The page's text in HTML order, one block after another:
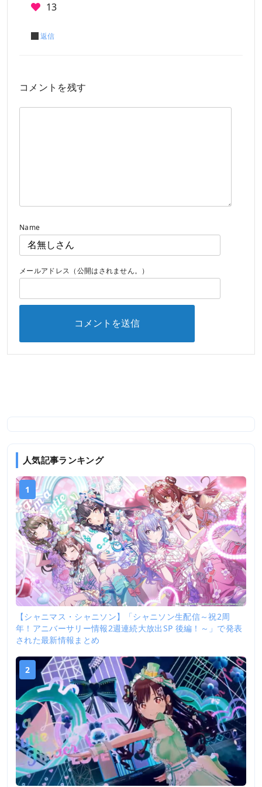
13
返信
コメントを残す
Name
メールアドレス（公開はされません。）
人気記事ランキング
1
【シャニマス・シャニソン】「シャニソン生配信～祝2周
年！アニバーサリー情報2週連続大放出SP 後編！～」で発表
された最新情報まとめ
2